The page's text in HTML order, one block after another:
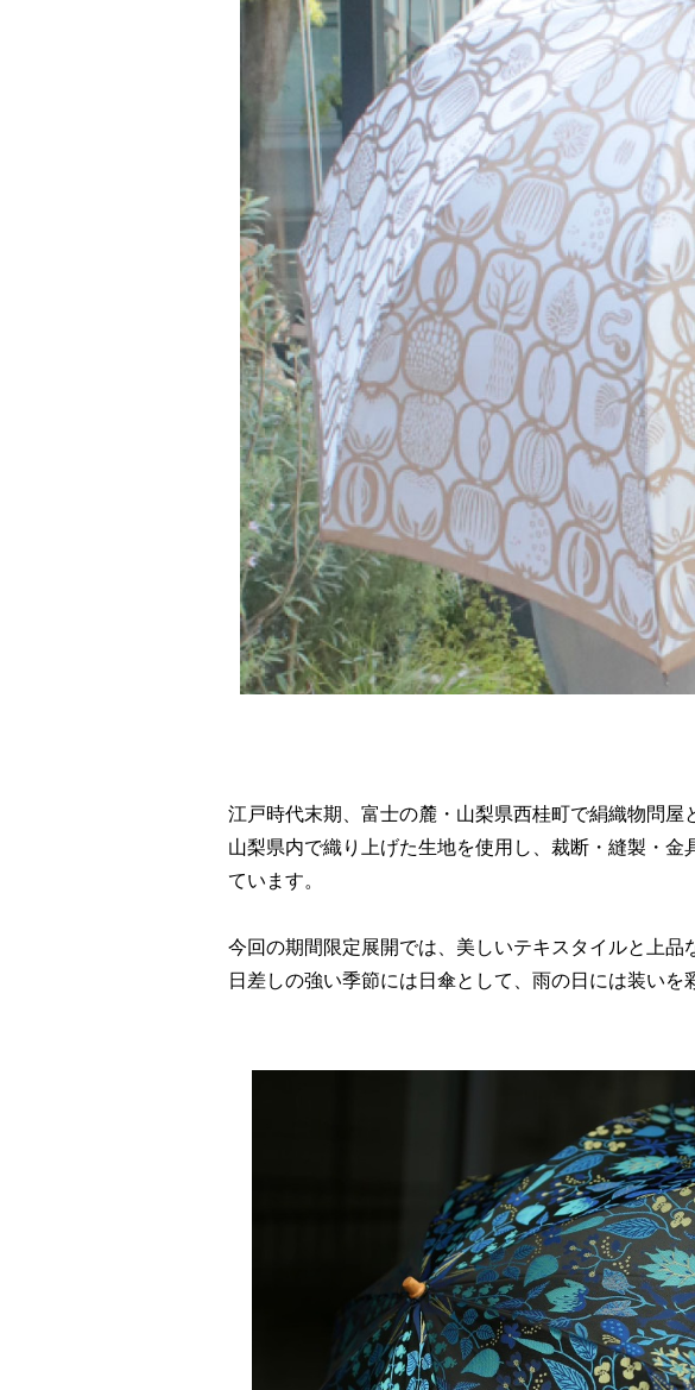
江戸時代末期、富士の麓・山梨県西桂町で絹織物問屋
山梨県内で織り上げた生地を使用し、裁断・縫製・
ています。
今回の期間限定展開では、美しいテキスタイルと上品
日差しの強い季節には日傘として、雨の日には装い